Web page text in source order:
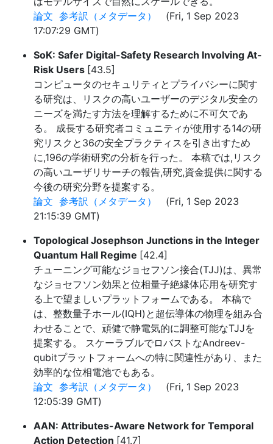
論文 参考訳（メタデータ）
(Fri, 1 Sep 2023
17:07:29 GMT)
SoK: Safer Digital-Safety Research Involving At-
Risk Users [43.5]
コンピュータのセキュリティとプライバシーに関す
る研究は、リスクの高いユーザーのデジタル安全の
ニーズを満たす方法を理解するために不可欠であ
る。 成長する研究者コミュニティが使用する14の研
究リスクと36の安全プラクティスを引き出すため
に,196の学術研究の分析を行った。 本稿では,リスク
の高いユーザリサーチの報告,研究,資金提供に関する
今後の研究分野を提案する。
論文 参考訳（メタデータ）
(Fri, 1 Sep 2023
21:15:39 GMT)
Topological Josephson Junctions in the Integer
Quantum Hall Regime [42.4]
チューニング可能なジョセフソン接合(TJJ)は、異常
なジョセフソン効果と位相量子絶縁体応用を研究す
る上で望ましいプラットフォームである。 本稿で
は、整数量子ホール(IQH)と超伝導体の物理を組み合
わせることで、頑健で静電気的に調整可能なTJJを
提案する。 スケーラブルでロバストなAndreev-
qubitプラットフォームへの特に関連性があり、また
効率的な位相電池でもある。
論文 参考訳（メタデータ）
(Fri, 1 Sep 2023
12:05:39 GMT)
AAN: Attributes-Aware Network for Temporal
Action Detection [41.7]